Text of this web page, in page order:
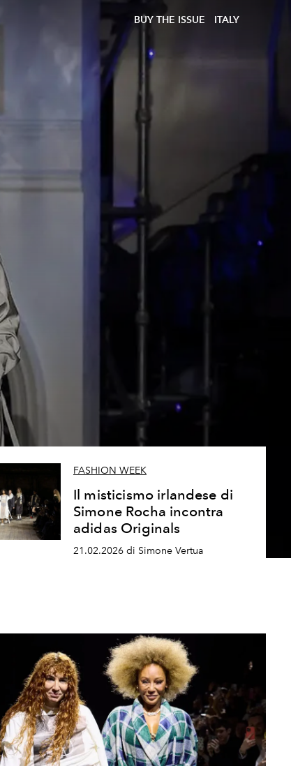
BUY THE ISSUE ITALY
FASHION WEEK
Il misticismo irlandese di
Simone Rocha incontra
adidas Originals
21.02.2026 di Simone Vertua